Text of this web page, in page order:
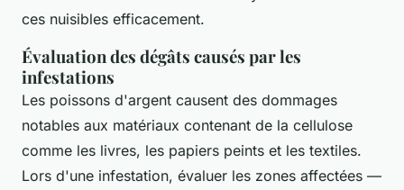
ces nuisibles efficacement.
Évaluation des dégâts causés par les
infestations
Les poissons d'argent causent des dommages
notables aux matériaux contenant de la cellulose
comme les livres, les papiers peints et les textiles.
Lors d'une infestation, évaluer les zones affectées —